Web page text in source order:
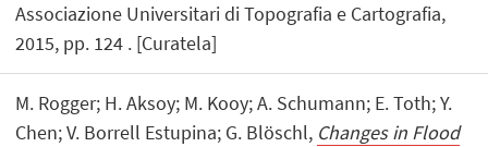
Associazione Universitari di Topografia e Cartografia,
2015, pp. 124 . [Curatela]
M. Rogger; H. Aksoy; M. Kooy; A. Schumann; E. Toth; Y.
Chen; V. Borrell Estupina; G. Blöschl, Changes in Flood